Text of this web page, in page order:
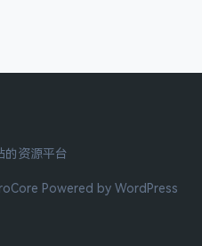
的资源平台
Powered by WordPress